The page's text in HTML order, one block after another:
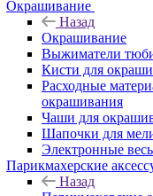
Окрашивание
Назад
Окрашивание
Выжиматели
Кисти для
Расходные
окрашивания
Чаши для
Шапочки для
Электронные
Парикмахерские
Назад